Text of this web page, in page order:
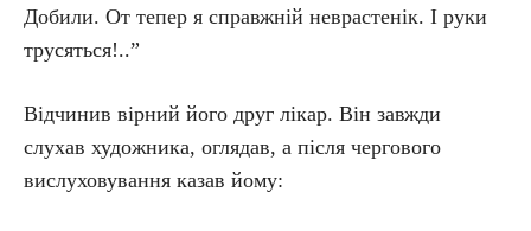
Добили. От тепер я справжній неврастенік. І руки
трусяться!..”
Відчинив вірний його друг лікар. Він завжди
слухав художника, оглядав, а після чергового
вислуховування казав йому: